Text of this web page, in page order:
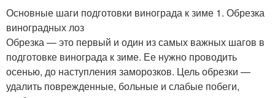
Основные шаги подготовки винограда к зиме 1. Обрезка
виноградных лоз
Обрезка — это первый и один из самых важных шагов в
подготовке винограда к зиме. Ее нужно проводить
осенью, до наступления заморозков. Цель обрезки —
удалить поврежденные, больные и слабые побеги,